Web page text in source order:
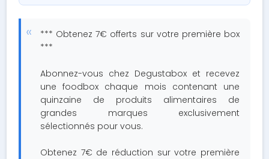
*** Obtenez 7€ offerts sur votre première box
***
Abonnez-vous chez Degustabox et recevez
une foodbox chaque mois contenant une
quinzaine de produits alimentaires de
grandes marques exclusivement
sélectionnés pour vous.
Obtenez 7€ de réduction sur votre première